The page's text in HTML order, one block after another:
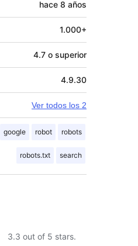
hace 8 años
1.000+
4.7 o superior
4.9.30
Ver todos los 2
google robot robots
robots.txt search
3.3 out of 5 stars.